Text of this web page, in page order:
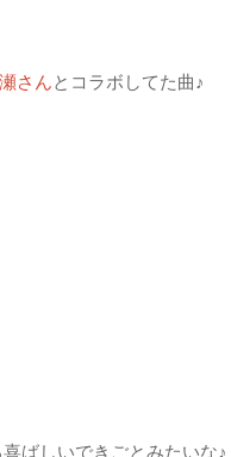
さんとコラボしてた曲♪
ばしいできごとみたいな♪